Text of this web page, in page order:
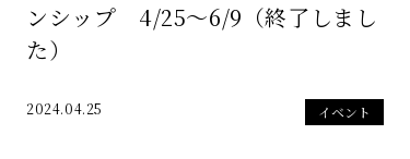
ンシップ 4/25～6/9（終了しまし
た）
2024.04.25 イベント